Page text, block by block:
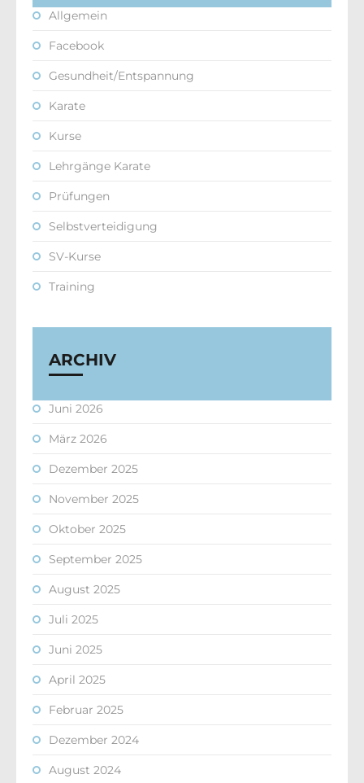
Allgemein
Facebook
Gesundheit/Entspannung
Karate
Kurse
Lehrgänge Karate
Prüfungen
Selbstverteidigung
SV-Kurse
Training
ARCHIV
Juni 2026
März 2026
Dezember 2025
November 2025
Oktober 2025
September 2025
August 2025
Juli 2025
Juni 2025
April 2025
Februar 2025
Dezember 2024
August 2024